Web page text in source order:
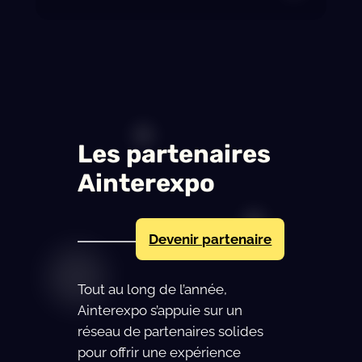
Les partenaires
Ainterexpo
Devenir partenaire
Tout au long de l’année,
Ainterexpo s’appuie sur un
réseau de partenaires solides
pour offrir une expérience